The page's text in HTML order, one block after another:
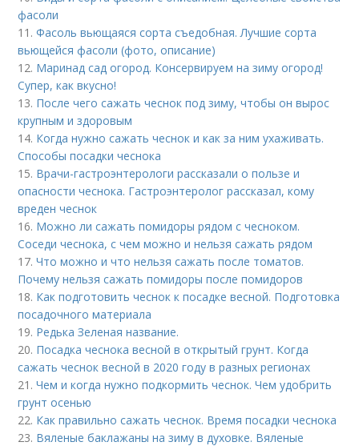
фасоли
11.Фасоль вьющаяся сорта съедобная. Лучшие сорта
вьющейся фасоли (фото, описание)
12. Маринад сад огород. Консервируем на зиму огород!
Супер, как вкусно!
13. После чего сажать чеснок под зиму, чтобы он вырос
крупным и здоровым
14. Когда нужно сажать чеснок и как за ним ухаживать.
Способы посадки чеснока
15. Врачи-гастроэнтерологи рассказали о пользе и
опасности чеснока. Гастроэнтеролог рассказал, кому
вреден чеснок
16. Можно ли сажать помидоры рядом с чесноком.
Соседи чеснока, с чем можно и нельзя сажать рядом
17.Что можно и что нельзя сажать после томатов.
Почему нельзя сажать помидоры после помидоров
18. Как подготовить чеснок к посадке весной. Подготовка
посадочного материала
19. Редька Зеленая название.
20. Посадка чеснока весной в открытый грунт. Когда
сажать чеснок весной в 2020 году в разных регионах
21.Чем и когда нужно подкормить чеснок. Чем удобрить
грунт осенью
22. Как правильно сажать чеснок. Время посадки чеснока
23. Вяленые баклажаны на зиму в духовке. Вяленые